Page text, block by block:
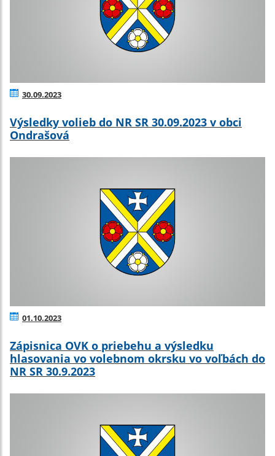
30.09.2023
Výsledky volieb do NR SR 30.09.2023 v obci
Ondrašová
01.10.2023
Zápisnica OVK o priebehu a výsledku
hlasovania vo volebnom okrsku vo voľbách do
NR SR 30.9.2023